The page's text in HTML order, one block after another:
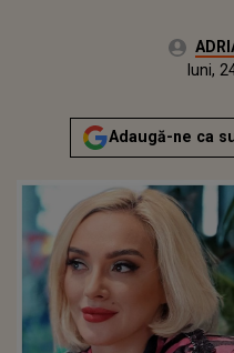
Autor:
luni,
Adaugă-ne ca